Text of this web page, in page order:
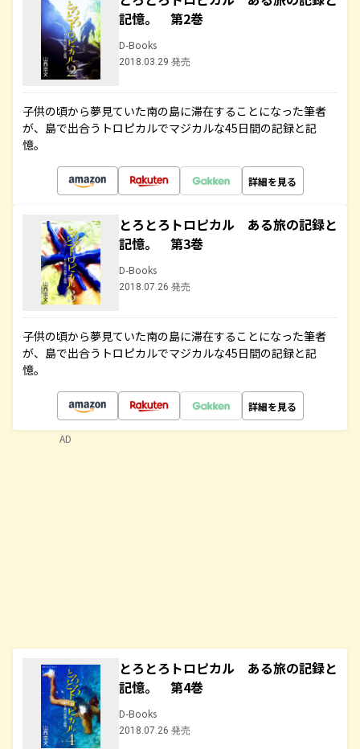
記憶。 第2巻
D-Books
2018.03.29 発売
子供の頃から夢見ていた南の島に滞在することになった筆者
が、島で出合うトロピカルでマジカルな45日間の記録と記
憶。
詳細を見る
とろとろトロピカル ある旅の記録と
記憶。 第3巻
D-Books
2018.07.26 発売
子供の頃から夢見ていた南の島に滞在することになった筆者
が、島で出合うトロピカルでマジカルな45日間の記録と記
憶。
詳細を見る
とろとろトロピカル ある旅の記録と
記憶。 第4巻
D-Books
2018.07.26 発売
AD